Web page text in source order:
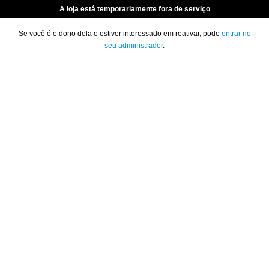
A loja está temporariamente fora de serviço
Se você é o dono dela e estiver interessado em reativar, pode entrar no
seu administrador.